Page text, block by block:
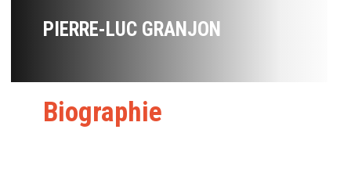
PIERRE-LUC GRANJON
Biographie